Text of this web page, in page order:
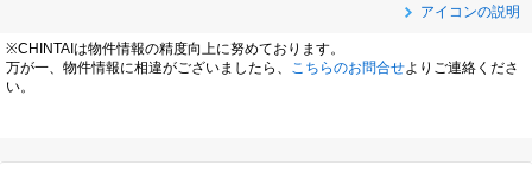
アイコンの説明
※CHINTAIは物件情報の精度向上に努めております。
万が一、物件情報に相違がございましたら、
こちらのお問合せよりご連絡くださ
い。